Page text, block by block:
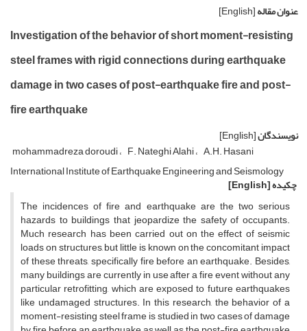
عنوان مقاله[English]
Investigation of the behavior of short moment-resisting
steel frames with rigid connections during earthquake
damage in two cases of post-earthquake fire and post-
fire earthquake
نویسندگان[English]
mohammadreza doroudi F. Nateghi Alahi A.H. Hasani
International Institute of Earthquake Engineering and Seismology
چکیده[English]
The incidences of fire and earthquake are the two serious
hazards to buildings that jeopardize the safety of occupants.
Much research has been carried out on the effect of seismic
loads on structures, but little is known on the concomitant impact
of these threats, specifically fire before an earthquake. Besides,
many buildings are currently in use after a fire event without any
particular retrofitting, which are exposed to future earthquakes
like undamaged structures. In this research, the behavior of a
moment-resisting steel frame is studied in two cases of damage